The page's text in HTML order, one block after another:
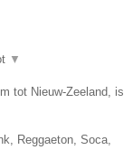
▼
tot Nieuw-Zeeland, is
Reggaeton, Soca,